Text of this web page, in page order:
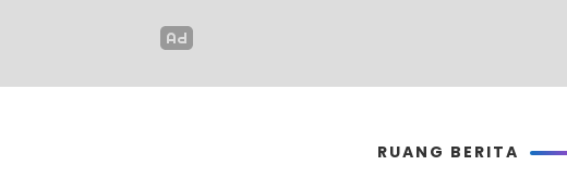
RUANG BERITA